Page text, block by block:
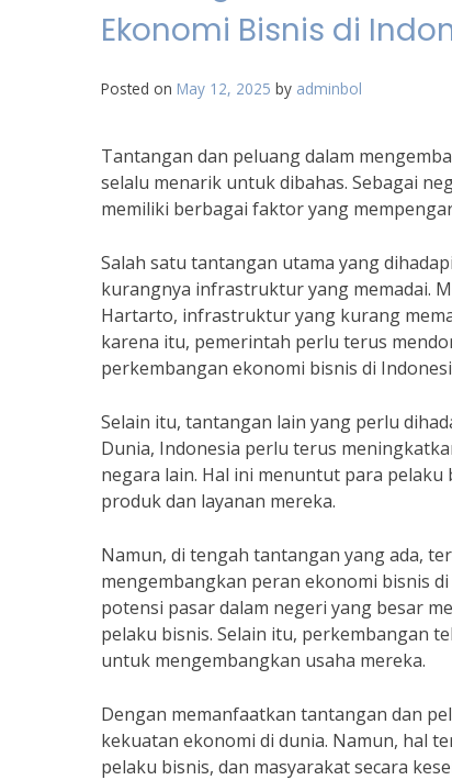
Ekonomi Bisnis di
Posted on May 12, 2025 by adminbol
Tantangan dan peluang dalam
selalu menarik untuk dibahas. Sebagai
memiliki berbagai faktor yang
Salah satu tantangan utama yang
kurangnya infrastruktur yang memadai.
Hartarto, infrastruktur yang kurang
karena itu, pemerintah perlu terus
perkembangan ekonomi bisnis di
Selain itu, tantangan lain yang perlu
Dunia, Indonesia perlu terus
negara lain. Hal ini menuntut para
produk dan layanan mereka.
Namun, di tengah tantangan yang ada,
mengembangkan peran ekonomi bisnis
potensi pasar dalam negeri yang besar
pelaku bisnis. Selain itu, perkembangan
untuk mengembangkan usaha mereka.
Dengan memanfaatkan tantangan dan
kekuatan ekonomi di dunia. Namun, hal
pelaku bisnis, dan masyarakat secara